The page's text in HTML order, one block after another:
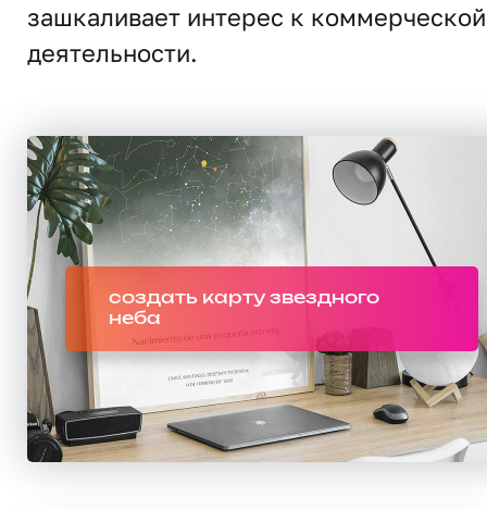
зашкаливает интерес к коммерческой
деятельности.
создать карту звездного
неба